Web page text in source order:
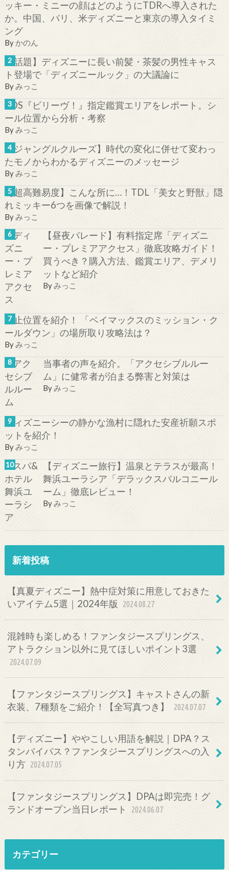
ッキー・ミニーの顔はどのようにTDRへ導入された
か。中国、パリ、米ディズニーと東京の導入タイミ
ング
By かのん
【話題】ディズニーに長い前髪・茶髪の男性キャス
ト登場で「ディズニールック」の大議論に
Byみっこ
TDS『ビリーヴ！』指定鑑賞エリアをレポート。シ
ール位置から分析・考察
Byみっこ
【ジャングルクルーズ】時代の変化に併せて変わっ
たモノからわかるディズニーのメッセージ
Byみっこ
【超高難易度】こんな所に…！TDL「美女と野獣」隠
れミッキー6つを画像で解説！
Byみっこ
【昼夜パレード】有料指定席「ディズニ
ー・プレミアアクセス」徹底攻略ガイド！
買うべき？購入方法、鑑賞エリア、デメリ
ットなど紹介
Byみっこ
停止位置を紹介！ 「ベイマックスのミッション・ク
ールダウン」の場所取り攻略法は？
Byみっこ
当事者の声を紹介。「アクセシブルルー
ム」に健常者が泊まる弊害と対策は
Byみっこ
ディズニーシーの静かな漁村に隠れた安産祈願スポ
ットを紹介！
Byみっこ
【ディズニー旅行】温泉とテラスが最高！
舞浜ユーラシア「デラックスバルコニール
ーム」徹底レビュー！
Byみっこ
新着投稿
【真夏ディズニー】熱中症対策に用意しておきた
いアイテム5選｜2024年版
2024.08.27
混雑時も楽しめる！ファンタジースプリングス、
アトラクション以外に見てほしいポイント3選
2024.07.09
【ファンタジースプリングス】キャストさんの新
衣装、7種類をご紹介！【全写真つき】
2024.07.07
【ディズニー】ややこしい用語を解説｜DPA？ス
タンバイパス？ファンタジースプリングスへの入
り方 2024.07.05
【ファンタジースプリングス】DPAは即完売！グ
ランドオープン当日レポート
2024.06.07
カテゴリー